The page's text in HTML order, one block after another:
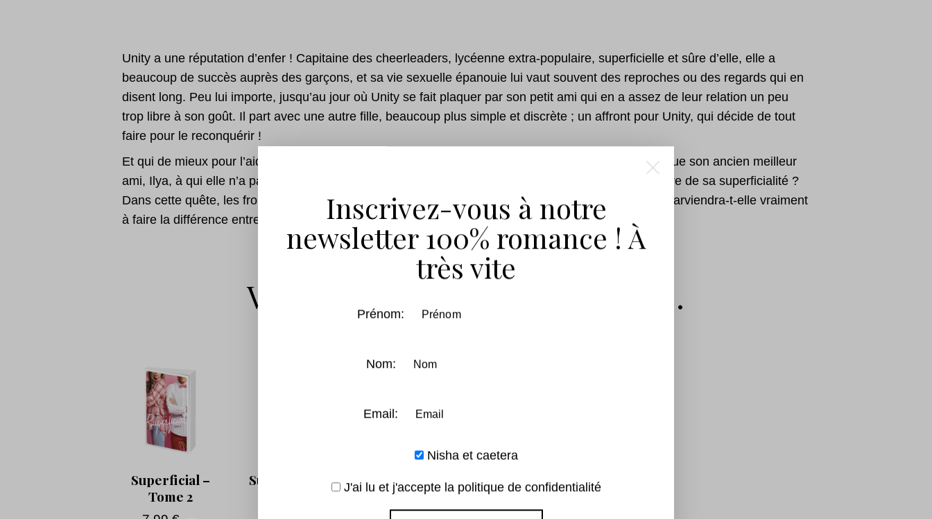
Unity a une réputation d’enfer ! Capitaine des cheerleaders, lycéenne extra-populaire, superficielle et sûre d’elle, elle a
beaucoup de succès auprès des garçons, et sa vie sexuelle épanouie lui vaut souvent des reproches ou des regards qui en
disent long. Peu lui importe, jusqu’au jour où Unity se fait plaquer par son petit ami qui en a assez de leur relation un peu
trop libre à son goût. Il part avec une autre fille, beaucoup plus simple et discrète ; un affront pour Unity, qui décide de tout
faire pour le reconquérir !
Et qui de mieux pour l’aider à devenir moins superficielle et lui apprendre les codes des « losers » que son ancien meilleur
ami, Ilya, à qui elle n’a pas parlé depuis 3 ans ? Ce dernier parviendra-t-il à lui apprendre à se défaire de sa superficialité ?
Dans cette quête, les frontières entre l’amour et l’amitié ne risquent-elles pas de s’écrouler ? Unity parviendra-t-elle vraiment
à faire la différence entre la confiance en soi et la cruauté ?
Vous Aimerez Peut-Être Aussi…
Superficial –
Tome 2
Superficial –
Inscrivez-vous à notre
newsletter 100% romance ! À
très vite
Prénom:
Nom:
Email:
Nisha et caetera
J'ai lu et j'accepte la politique de confidentialité